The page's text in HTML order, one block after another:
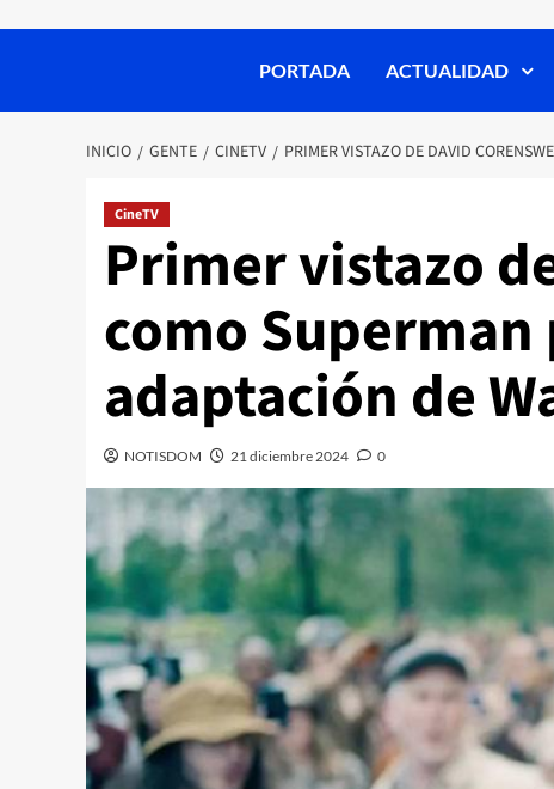
PORTADA ACTUALIDAD
INICIO GENTE CINETV PRIMER VISTAZO DE DAVID
CineTV
Primer vistazo
como Superman
adaptación de
NOTISDOM 21 diciembre 2024 0